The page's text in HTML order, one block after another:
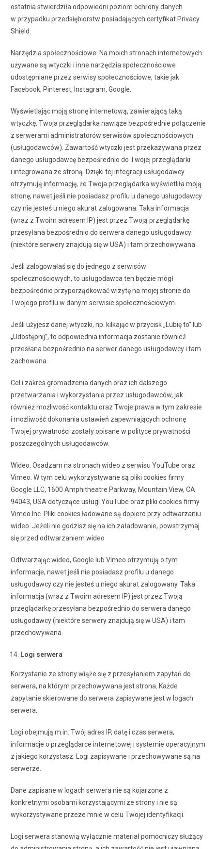
ostatnia stwierdziła odpowiedni poziom ochrony danych
w przypadku przedsiębiorstw posiadających certyfikat Privacy
Shield.
Narzędzia społecznościowe. Na moich stronach internetowych
używane są wtyczki i inne narzędzia społecznościowe
udostępniane przez serwisy społecznościowe, takie jak
Facebook, Pinterest, Instagram, Google.
Wyświetlając moją stronę internetową, zawierającą taką
wtyczkę, Twoja przeglądarka nawiąże bezpośrednie połączenie
z serwerami administratorów serwisów społecznościowych
(usługodawców). Zawartość wtyczki jest przekazywana przez
danego usługodawcę bezpośrednio do Twojej przeglądarki
i integrowana ze stroną. Dzięki tej integracji usługodawcy
otrzymują informację, że Twoja przeglądarka wyświetliła moją
stronę, nawet jeśli nie posiadasz profilu u danego usługodawcy
czy nie jesteś u niego akurat zalogowana. Taka informacja
(wraz z Twoim adresem IP) jest przez Twoją przeglądarkę
przesyłana bezpośrednio do serwera danego usługodawcy
(niektóre serwery znajdują się w USA) i tam przechowywana.
Jeśli zalogowałaś się do jednego z serwisów
społecznościowych, to usługodawca ten będzie mógł
bezpośrednio przyporządkować wizytę na mojej stronie do
Twojego profilu w danym serwisie społecznościowym.
Jeśli użyjesz danej wtyczki, np. kilkając w przycisk „Lubię to” lub
„Udostępnij”, to odpowiednia informacja zostanie również
przesłana bezpośrednio na serwer danego usługodawcy i tam
zachowana.
Cel i zakres gromadzenia danych oraz ich dalszego
przetwarzania i wykorzystania przez usługodawców, jak
również możliwość kontaktu oraz Twoje prawa w tym zakresie
i możliwość dokonania ustawień zapewniających ochronę
Twojej prywatności zostały opisane w polityce prywatności
poszczególnych usługodawców.
Wideo. Osadzam na stronach wideo z serwisu YouTube oraz
Vimeo. W tym celu wykorzystywane są pliki cookies firmy
Google LLC, 1600 Amphitheatre Parkway, Mountain View, CA
94043, USA dotyczące usługi YouTube oraz pliki cookies firmy
Vimeo Inc. Pliki cookies ładowane są dopiero przy odtwarzaniu
wideo. Jeżeli nie godzisz się na ich załadowanie, powstrzymaj
się przed odtwarzaniem wideo
Odtwarzając wideo, Google lub Vimeo otrzymują o tym
informacje, nawet jeśli nie posiadasz profilu u danego
usługodawcy czy nie jesteś u niego akurat zalogowany. Taka
informacja (wraz z Twoim adresem IP) jest przez Twoją
przeglądarkę przesyłana bezpośrednio do serwera danego
usługodawcy (niektóre serwery znajdują się w USA) i tam
przechowywana.
Logi serwera
Korzystanie ze strony wiąże się z przesyłaniem zapytań do
serwera, na którym przechowywana jest strona. Każde
zapytanie skierowane do serwera zapisywane jest w logach
serwera.
Logi obejmują m.in. Twój adres IP, datę i czas serwera,
informacje o przeglądarce internetowej i systemie operacyjnym
z jakiego korzystasz. Logi zapisywane i przechowywane są na
serwerze.
Dane zapisane w logach serwera nie są kojarzone z
konkretnymi osobami korzystającymi ze strony i nie są
wykorzystywane przeze mnie w celu Twojej identyfikacji.
Logi serwera stanowią wyłącznie materiał pomocniczy służący